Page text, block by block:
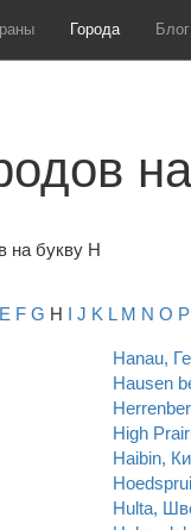
Города Блог
на букву H
E F G H I J K L M N O P
Hanau,
Hausen
High
Haibin,
Hulta,